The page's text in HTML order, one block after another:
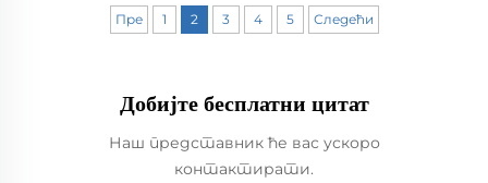
Пре 1 2 3 4 5 Следећи
Добијте бесплатни цитат
Наш представник ће вас ускоро
контактирати.